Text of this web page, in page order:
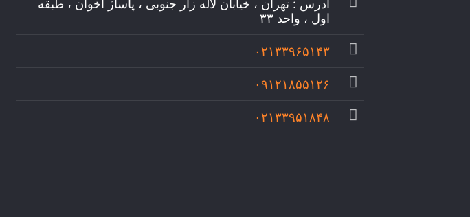
آدرس : تهران ، خیابان لاله زار جنوبی ، پاساژ اخوان ، طبقه
اول ، واحد ۳۳
۰۲۱۳۳۹۶۵۱۴۳
۰۹۱۲۱۸۵۵۱۲۶
۰۲۱۳۳۹۵۱۸۴۸